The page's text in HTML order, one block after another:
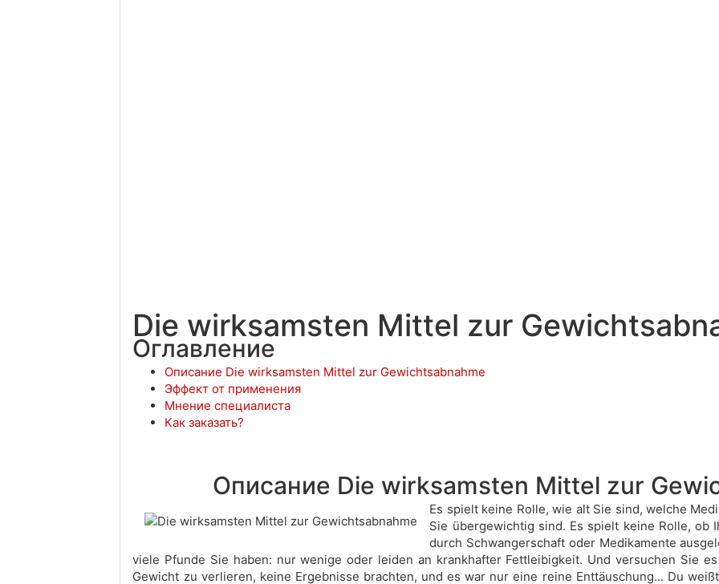
Die wirksamsten Mittel zur
Оглавление
Описание Die wirksamsten Mittel zur Gewichtsabnahme
Эффект от применения
Мнение специалиста
Как заказать?
Описание Die wirksamsten Mittel zur
Es spielt keine Rolle, wie alt Sie sind, welche
Sie übergewichtig sind. Es spielt keine Rolle,
durch Schwangerschaft oder Medikamente
viele Pfunde Sie haben: nur wenige oder leiden an krankhafter Fettleibigkeit. Und versuchen Sie
Gewicht zu verlieren, keine Ergebnisse brachten, und es war nur eine reine Enttäuschung... Du